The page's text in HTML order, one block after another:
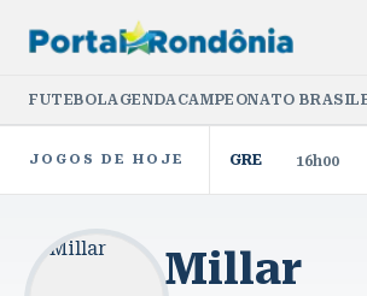
FUTEBOLAGENDACAMPEONATO
JOGOS DE HOJE GRE 16h00
Millar